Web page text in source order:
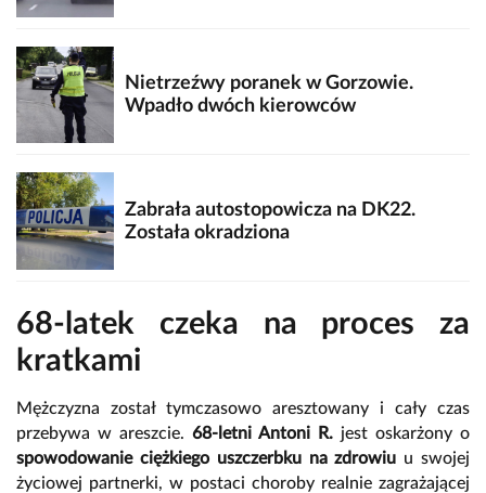
Nietrzeźwy poranek w Gorzowie.
Wpadło dwóch kierowców
Zabrała autostopowicza na DK22.
Została okradziona
68-latek czeka na proces za
kratkami
Mężczyzna został tymczasowo aresztowany i cały czas
przebywa w areszcie. 68-letni Antoni R. jest oskarżony o
spowodowanie ciężkiego uszczerbku na zdrowiu u swojej
życiowej partnerki, w postaci choroby realnie zagrażającej